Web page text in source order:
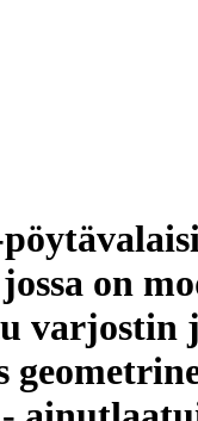
on
varjostin